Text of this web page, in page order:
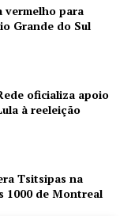
vermelho para
Grande do Sul
oficializa apoio
à reeleição
Tsitsipas na
1000 de Montreal